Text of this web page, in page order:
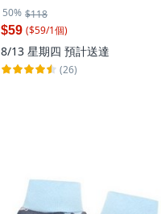
子,L 110碼 適合15-20kg
50% $118
$59 ($59/1個)
8/13 星期四 預計送達
(26)